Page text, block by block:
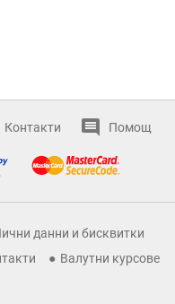
Контакти Помощ
данни и бисквитки
Валутни курсове